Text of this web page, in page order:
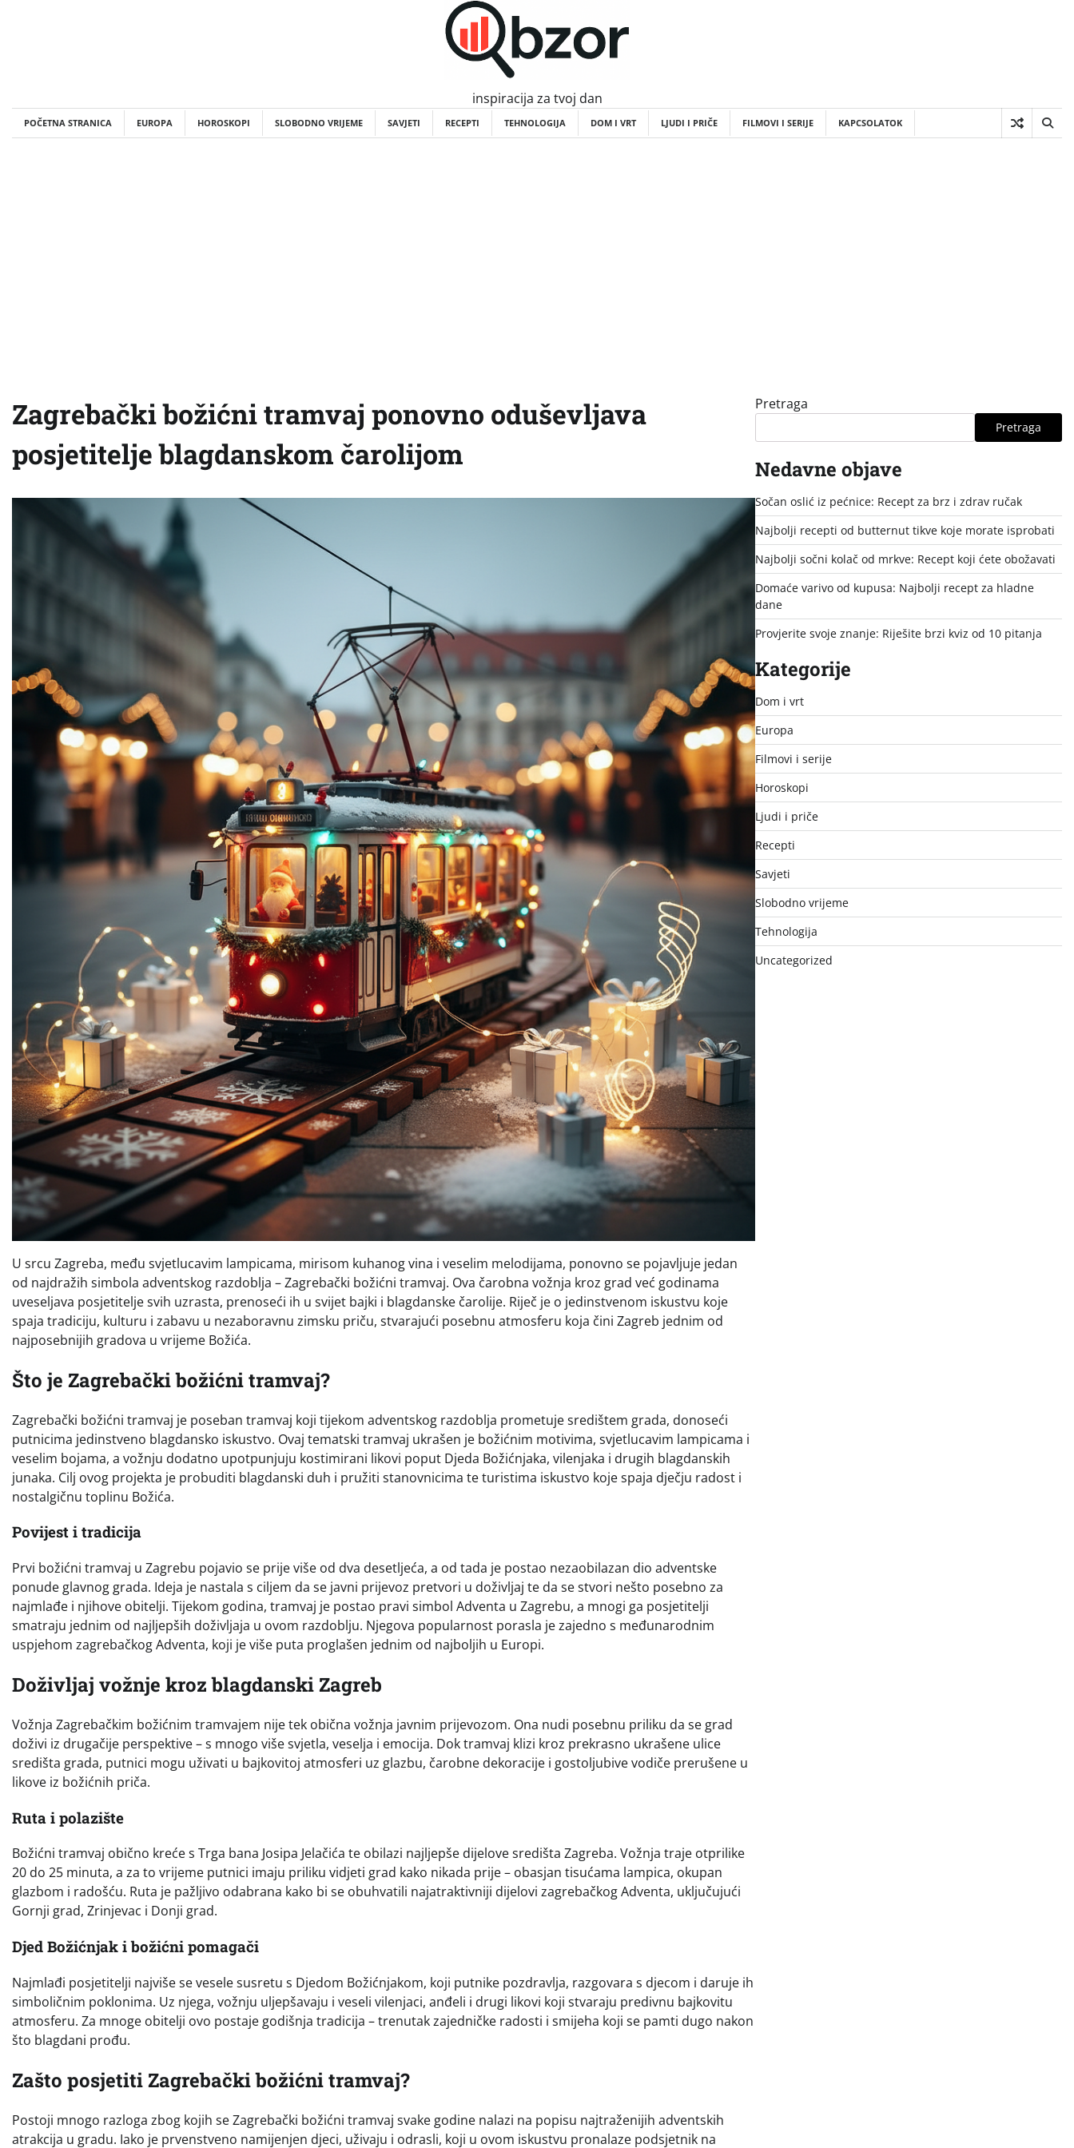
inspiracija za tvoj dan
POČETNA STRANICA EUROPA HOROSKOPI SLOBODNO VRIJEME SAVJETI RECEPTI TEHNOLOGIJA DOM I VRT LJUDI I PRIČE FILMOVI I SERIJE KAPCSOLATOK
Zagrebački božićni tramvaj ponovno oduševljava
posjetitelje blagdanskom čarolijom
U srcu Zagreba, među svjetlucavim lampicama, mirisom kuhanog vina i veselim melodijama, ponovno se pojavljuje jedan
od najdražih simbola adventskog razdoblja – Zagrebački božićni tramvaj. Ova čarobna vožnja kroz grad već godinama
uveseljava posjetitelje svih uzrasta, prenoseći ih u svijet bajki i blagdanske čarolije. Riječ je o jedinstvenom iskustvu koje
spaja tradiciju, kulturu i zabavu u nezaboravnu zimsku priču, stvarajući posebnu atmosferu koja čini Zagreb jednim od
najposebnijih gradova u vrijeme Božića.
Što je Zagrebački božićni tramvaj?
Zagrebački božićni tramvaj je poseban tramvaj koji tijekom adventskog razdoblja prometuje središtem grada, donoseći
putnicima jedinstveno blagdansko iskustvo. Ovaj tematski tramvaj ukrašen je božićnim motivima, svjetlucavim lampicama i
veselim bojama, a vožnju dodatno upotpunjuju kostimirani likovi poput Djeda Božićnjaka, vilenjaka i drugih blagdanskih
junaka. Cilj ovog projekta je probuditi blagdanski duh i pružiti stanovnicima te turistima iskustvo koje spaja dječju radost i
nostalgičnu toplinu Božića.
Povijest i tradicija
Prvi božićni tramvaj u Zagrebu pojavio se prije više od dva desetljeća, a od tada je postao nezaobilazan dio adventske
ponude glavnog grada. Ideja je nastala s ciljem da se javni prijevoz pretvori u doživljaj te da se stvori nešto posebno za
najmlađe i njihove obitelji. Tijekom godina, tramvaj je postao pravi simbol Adventa u Zagrebu, a mnogi ga posjetitelji
smatraju jednim od najljepših doživljaja u ovom razdoblju. Njegova popularnost porasla je zajedno s međunarodnim
uspjehom zagrebačkog Adventa, koji je više puta proglašen jednim od najboljih u Europi.
Doživljaj vožnje kroz blagdanski Zagreb
Vožnja Zagrebačkim božićnim tramvajem nije tek obična vožnja javnim prijevozom. Ona nudi posebnu priliku da se grad
doživi iz drugačije perspektive – s mnogo više svjetla, veselja i emocija. Dok tramvaj klizi kroz prekrasno ukrašene ulice
središta grada, putnici mogu uživati u bajkovitoj atmosferi uz glazbu, čarobne dekoracije i gostoljubive vodiče prerušene u
likove iz božićnih priča.
Ruta i polazište
Božićni tramvaj obično kreće s Trga bana Josipa Jelačića te obilazi najljepše dijelove središta Zagreba. Vožnja traje otprilike
20 do 25 minuta, a za to vrijeme putnici imaju priliku vidjeti grad kako nikada prije – obasjan tisućama lampica, okupan
glazbom i radošću. Ruta je pažljivo odabrana kako bi se obuhvatili najatraktivniji dijelovi zagrebačkog Adventa, uključujući
Gornji grad, Zrinjevac i Donji grad.
Djed Božićnjak i božićni pomagači
Najmlađi posjetitelji najviše se vesele susretu s Djedom Božićnjakom, koji putnike pozdravlja, razgovara s djecom i daruje ih
simboličnim poklonima. Uz njega, vožnju uljepšavaju i veseli vilenjaci, anđeli i drugi likovi koji stvaraju predivnu bajkovitu
atmosferu. Za mnoge obitelji ovo postaje godišnja tradicija – trenutak zajedničke radosti i smijeha koji se pamti dugo nakon
što blagdani prođu.
Zašto posjetiti Zagrebački božićni tramvaj?
Postoji mnogo razloga zbog kojih se Zagrebački božićni tramvaj svake godine nalazi na popisu najtraženijih adventskih
atrakcija u gradu. Iako je prvenstveno namijenjen djeci, uživaju i odrasli, koji u ovom iskustvu pronalaze podsjetnik na
Pretraga
Pretraga
Nedavne objave
Sočan oslić iz pećnice: Recept za brz i zdrav ručak
Najbolji recepti od butternut tikve koje morate isprobati
Najbolji sočni kolač od mrkve: Recept koji ćete obožavati
Domaće varivo od kupusa: Najbolji recept za hladne
dane
Provjerite svoje znanje: Riješite brzi kviz od 10 pitanja
Kategorije
Dom i vrt
Europa
Filmovi i serije
Horoskopi
Ljudi i priče
Recepti
Savjeti
Slobodno vrijeme
Tehnologija
Uncategorized